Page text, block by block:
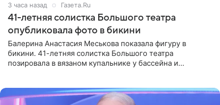
3 часа назад Газета.Ru
41-летняя солистка Большого театра
опубликовала фото в бикини
Балерина Анастасия Меськова показала фигуру в
бикини. 41-летняя солистка Большого театра
позировала в вязаном купальнике у бассейна и